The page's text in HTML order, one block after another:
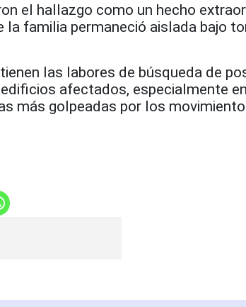
el hallazgo como un hecho
la familia permaneció aislada bajo
las labores de búsqueda de
afectados, especialmente
más golpeadas por los